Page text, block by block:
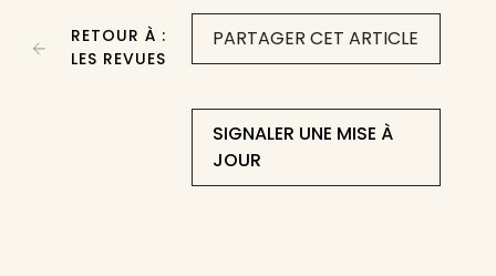
PARTAGER CET ARTICLE
SIGNALER UNE MISE À
JOUR
RETOUR À :
LES REVUES